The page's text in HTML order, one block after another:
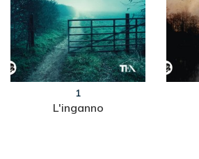
1
L'inganno